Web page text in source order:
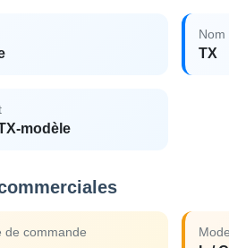
Nom
TX
modèle
de commande